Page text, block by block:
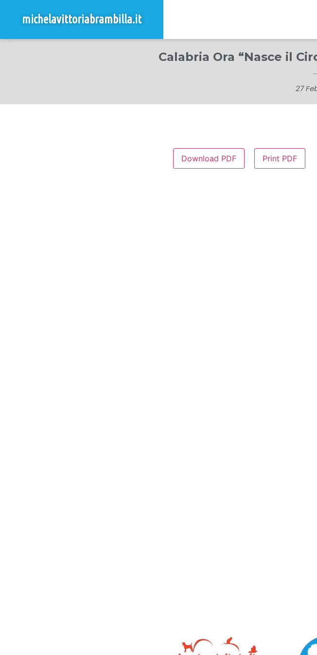
michelavittoriabrambilla.it
Calabria Ora “Nasce il
27
Download PDF Print PDF